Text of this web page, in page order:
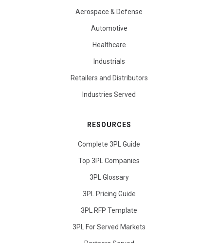
Aerospace & Defense
Automotive
Healthcare
Industrials
Retailers and Distributors
Industries Served
RESOURCES
Complete 3PL Guide
Top 3PL Companies
3PL Glossary
3PL Pricing Guide
3PL RFP Template
3PL For Served Markets